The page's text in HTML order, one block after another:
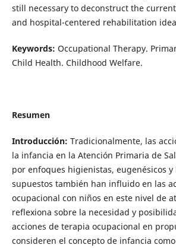
still necessary to deconstruct the
and hospital-centered rehabilitation
Keywords: Occupational Therapy.
Child Health. Childhood Welfare.
Resumen
Introducción: Tradicionalmente, las
la infancia en la Atención Primaria de
por enfoques higienistas, eugenésicos y
supuestos también han influido en las
ocupacional con niños en este nivel de
reflexiona sobre la necesidad y
acciones de terapia ocupacional en
consideren el concepto de infancia